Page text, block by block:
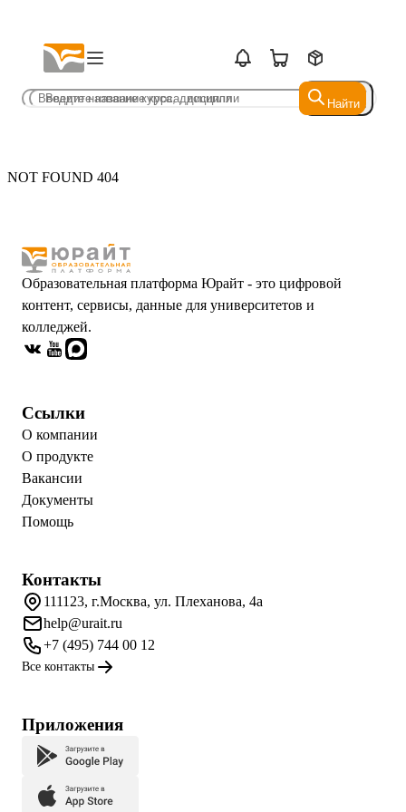
Найти
Найти
NOT FOUND 404
Образовательная платформа Юрайт - это цифровой
контент, сервисы, данные для университетов и
колледжей.
Ссылки
О компании
О продукте
Вакансии
Документы
Помощь
Контакты
111123, г.Москва, ул. Плеханова, 4а
help@urait.ru
+7 (495) 744 00 12
Все контакты
Приложения